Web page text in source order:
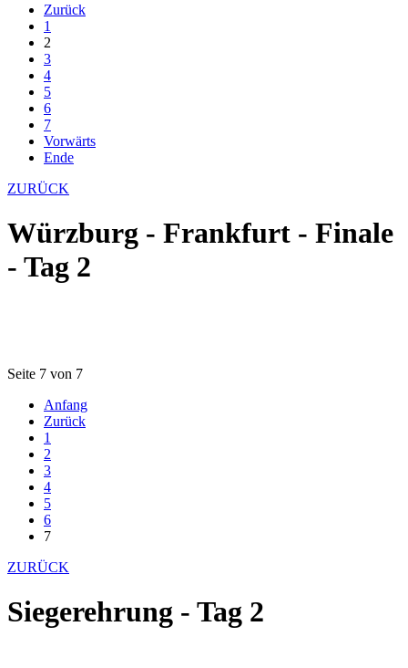
Zurück
1
2
3
4
5
6
7
Vorwärts
Ende
ZURÜCK
Würzburg - Frankfurt - Finale
- Tag 2
Seite 7 von 7
Anfang
Zurück
1
2
3
4
5
6
7
ZURÜCK
Siegerehrung - Tag 2